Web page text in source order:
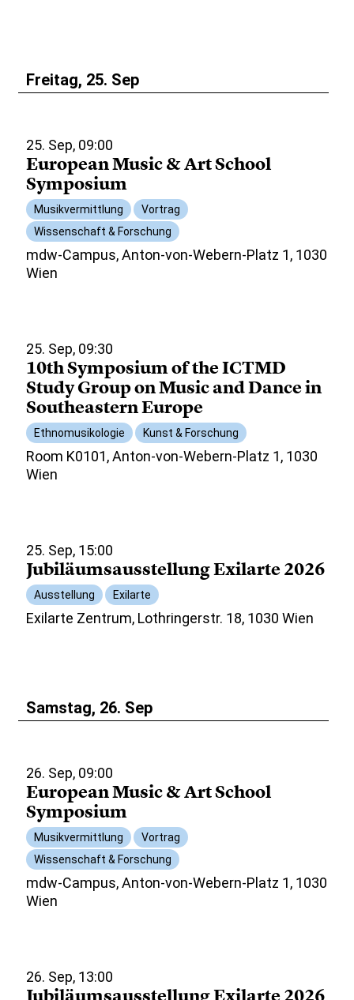
Freitag, 25. Sep
25. Sep, 09:00
European Music & Art School
Symposium
Musikvermittlung
Vortrag
Wissenschaft & Forschung
mdw-Campus, Anton-von-Webern-Platz 1, 1030
Wien
25. Sep, 09:30
10th Symposium of the ICTMD
Study Group on Music and Dance in
Southeastern Europe
Ethnomusikologie Kunst & Forschung
Room K0101, Anton-von-Webern-Platz 1, 1030
Wien
25. Sep, 15:00
Jubiläumsausstellung Exilarte 2026
Ausstellung Exilarte
Exilarte Zentrum, Lothringerstr. 18, 1030 Wien
Samstag, 26. Sep
26. Sep, 09:00
European Music & Art School
Symposium
Musikvermittlung
Vortrag
Wissenschaft & Forschung
mdw-Campus, Anton-von-Webern-Platz 1, 1030
Wien
26. Sep, 13:00